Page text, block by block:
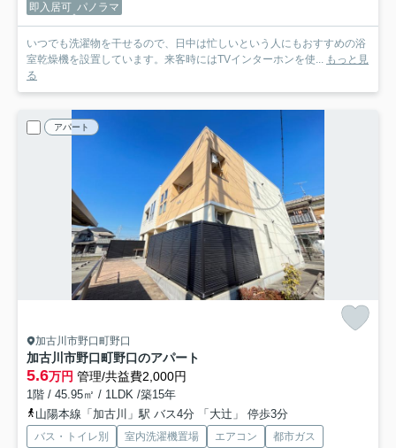
即入居可 パノラマ
いつでも洗濯物を干せるので、日中は忙しいという人にもおすすめの浴
室乾燥機を設置しています。来客時にはTVインターホンを使... もっと見
る
アパート
加古川市野口町野口
加古川市野口町野口のアパート
5.6万円 管理/共益費2,000円
1階 / 45.95㎡ / 1LDK /築15年
山陽本線「加古川」駅 バス4分 「大辻」 停歩3分
バス・トイレ別 室内洗濯機置場 エアコン 都市ガス